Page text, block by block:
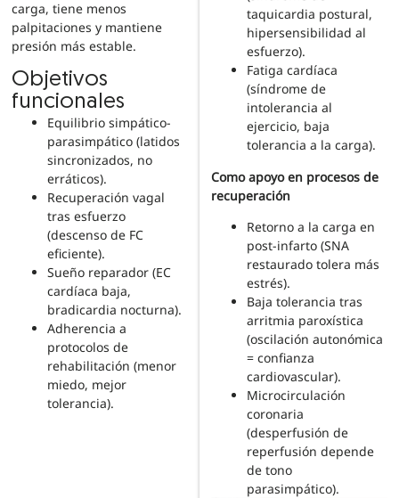
carga, tiene menos
palpitaciones y mantiene
presión más estable.
Objetivos
funcionales
Equilibrio simpático-
parasimpático (latidos
sincronizados, no
erráticos).
Recuperación vagal
tras esfuerzo
(descenso de FC
eficiente).
Sueño reparador (EC
cardíaca baja,
bradicardia nocturna).
Adherencia a
protocolos de
rehabilitación (menor
miedo, mejor
tolerancia).
taquicardia postural,
hipersensibilidad al
esfuerzo).
Fatiga cardíaca
(síndrome de
intolerancia al
ejercicio, baja
tolerancia a la carga).
Como apoyo en procesos de
recuperación
Retorno a la carga en
post-infarto (SNA
restaurado tolera más
estrés).
Baja tolerancia tras
arritmia paroxística
(oscilación autonómica
= confianza
cardiovascular).
Microcirculación
coronaria
(desperfusión de
reperfusión depende
de tono
parasimpático).